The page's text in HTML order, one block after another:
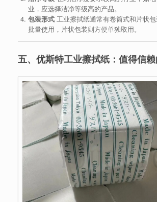
业，应选择洁净等级高的产品。
包装形式工业擦拭纸通常有卷筒式和片状
批量使用，片状包装则方便单独取用。
五、优斯特工业擦拭纸：值得信